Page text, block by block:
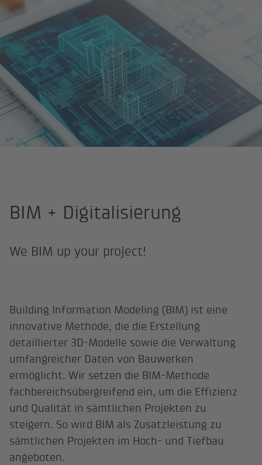
BIM + Digitalisierung
We BIM up your project!
Building Information Modeling (BIM) ist eine
innovative Methode, die die Erstellung
detaillierter 3D-Modelle sowie die Verwaltung
umfangreicher Daten von Bauwerken
ermöglicht. Wir setzen die BIM-Methode
fachbereichsübergreifend ein, um die Effizienz
und Qualität in sämtlichen Projekten zu
steigern. So wird BIM als Zusatzleistung zu
sämtlichen Projekten im Hoch- und Tiefbau
angeboten.